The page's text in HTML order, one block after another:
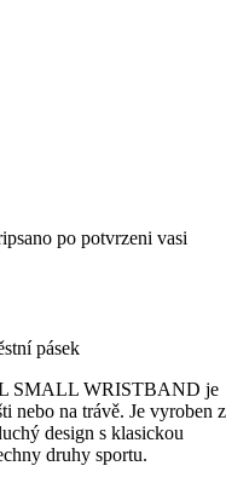
po potvrzeni vasi
pásek
SMALL WRISTBAND je
nebo na trávě. Je vyroben z
design s klasickou
druhy sportu.